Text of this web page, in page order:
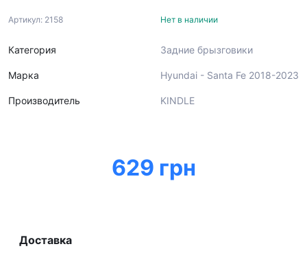
Артикул: 2158
Категория
Марка
Производитель
Нет в наличии
Задние брызговики
Hyundai - Santa Fe 2018-2023
KINDLE
629 грн
Доставка